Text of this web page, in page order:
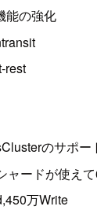
能の強化
rest
のサポー
ャードが使え
万Write